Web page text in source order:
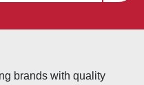
brands with quality